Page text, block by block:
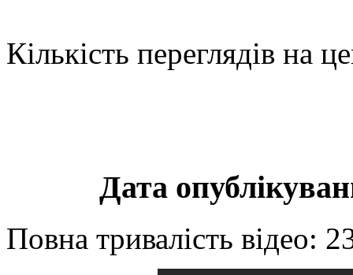
Кількість переглядів на
Дата
Повна тривалість відео: